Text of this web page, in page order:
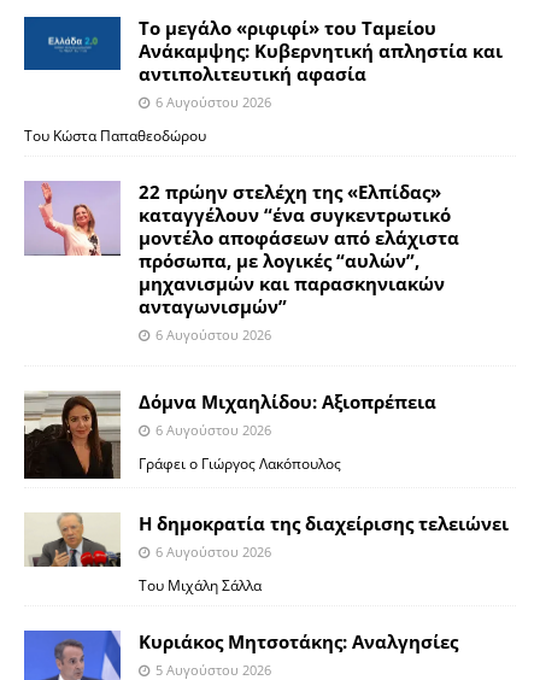
Το μεγάλο «ριφιφί» του Ταμείου
Ανάκαμψης: Κυβερνητική απληστία και
αντιπολιτευτική αφασία
6 Αυγούστου 2026
Του Κώστα Παπαθεοδώρου
22 πρώην στελέχη της «Ελπίδας»
καταγγέλουν “ένα συγκεντρωτικό
μοντέλο αποφάσεων από ελάχιστα
πρόσωπα, με λογικές “αυλών”,
μηχανισμών και παρασκηνιακών
ανταγωνισμών”
6 Αυγούστου 2026
Δόμνα Μιχαηλίδου: Αξιοπρέπεια
6 Αυγούστου 2026
Γράφει ο Γιώργος Λακόπουλος
Η δημοκρατία της διαχείρισης τελειώνει
6 Αυγούστου 2026
Του Μιχάλη Σάλλα
Κυριάκος Μητσοτάκης: Αναλγησίες
5 Αυγούστου 2026